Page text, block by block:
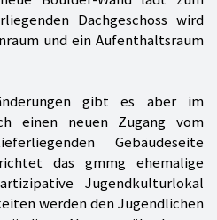
Dachgeschoss wird
und ein Aufenthaltsraum
gibt es aber im
einen neuen Zugang vom
Gebäudeseite
das gmmg ehemalige
Jugendkulturlokal
werden den Jugendlichen